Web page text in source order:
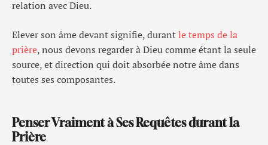
relation avec Dieu.
Elever son âme devant signifie, durantle temps de la
prière, nous devons regarder à Dieu comme étant la seule
source, et direction qui doit absorbée notre âme dans
toutes ses composantes.
Penser Vraiment à Ses Requêtes durant la
Prière